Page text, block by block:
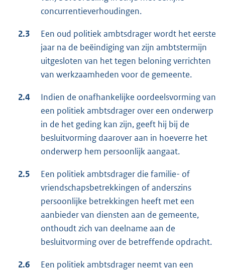
concurrentieverhoudingen.
2.3
Een oud politiek ambtsdrager wordt het eerste
jaar na de beëindiging van zijn ambtstermijn
uitgesloten van het tegen beloning verrichten
van werkzaamheden voor de gemeente.
2.4
Indien de onafhankelijke oordeelsvorming van
een politiek ambtsdrager over een onderwerp
in de het geding kan zijn, geeft hij bij de
besluitvorming daarover aan in hoeverre het
onderwerp hem persoonlijk aangaat.
2.5
Een politiek ambtsdrager die familie- of
vriendschapsbetrekkingen of anderszins
persoonlijke betrekkingen heeft met een
aanbieder van diensten aan de gemeente,
onthoudt zich van deelname aan de
besluitvorming over de betreffende opdracht.
2.6
Een politiek ambtsdrager neemt van een